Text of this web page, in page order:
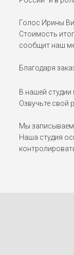
Голос Ирины
Стоимость
сообщит наш
Благодаря
В нашей
Озвучьте свой
Мы записываем
Наша студия